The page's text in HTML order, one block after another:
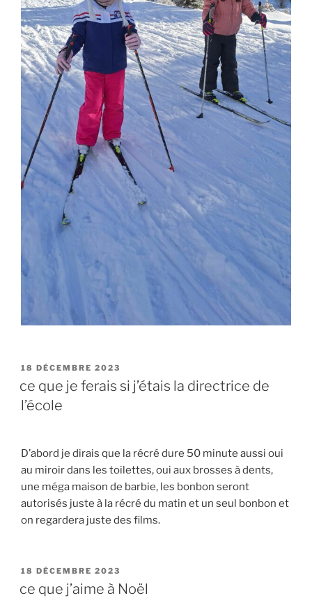
PUBLIÉ
18 DÉCEMBRE 2023
ce que je ferais si j’étais la directrice de
l’école
D’abord je dirais que la récré dure 50 minute aussi oui
au miroir dans les toilettes, oui aux brosses à dents,
une méga maison de barbie, les bonbon seront
autorisés juste à la récré du matin et un seul bonbon et
on regardera juste des films.
PUBLIÉ
18 DÉCEMBRE 2023
ce que j’aime à Noël